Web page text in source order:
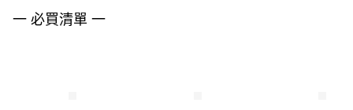
一 必買清單 一